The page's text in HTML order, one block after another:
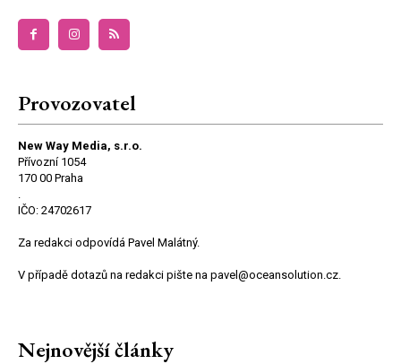
Provozovatel
New Way Media, s.r.o.
Přívozní 1054
170 00 Praha
IČO: 24702617
Za redakci odpovídá Pavel Malátný.
V případě dotazů na redakci pište na pavel@oceansolution.cz.
Nejnovější články